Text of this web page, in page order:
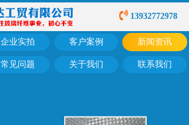
13932772978
企业实拍 客户案例 新闻资讯
常见问题 关于我们 联系我们